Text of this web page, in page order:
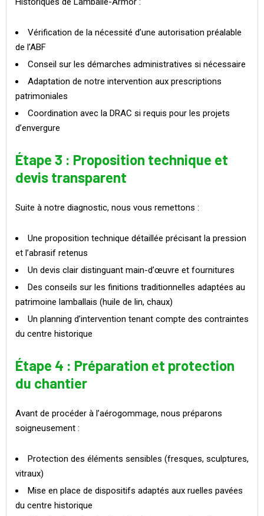
Vérification de la nécessité d’une autorisation préalable
de l’ABF
Conseil sur les démarches administratives si nécessaire
Adaptation de notre intervention aux prescriptions
patrimoniales
Coordination avec la DRAC si requis pour les projets
d’envergure
Étape 3 : Proposition technique et
devis transparent
Suite à notre diagnostic, nous vous remettons :
Une proposition technique détaillée précisant la pression
et l’abrasif retenus
Un devis clair distinguant main-d’œuvre et fournitures
Des conseils sur les finitions traditionnelles adaptées au
patrimoine lamballais (huile de lin, chaux)
Un planning d’intervention tenant compte des contraintes
du centre historique
Étape 4 : Préparation et protection
du chantier
Avant de procéder à l’aérogommage, nous préparons
soigneusement :
Protection des éléments sensibles (fresques, sculptures,
vitraux)
Mise en place de dispositifs adaptés aux ruelles pavées
du centre historique